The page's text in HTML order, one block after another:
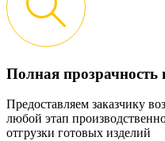
Полная прозрачность
Предоставляем заказчику
любой этап
отгрузки готовых изделий